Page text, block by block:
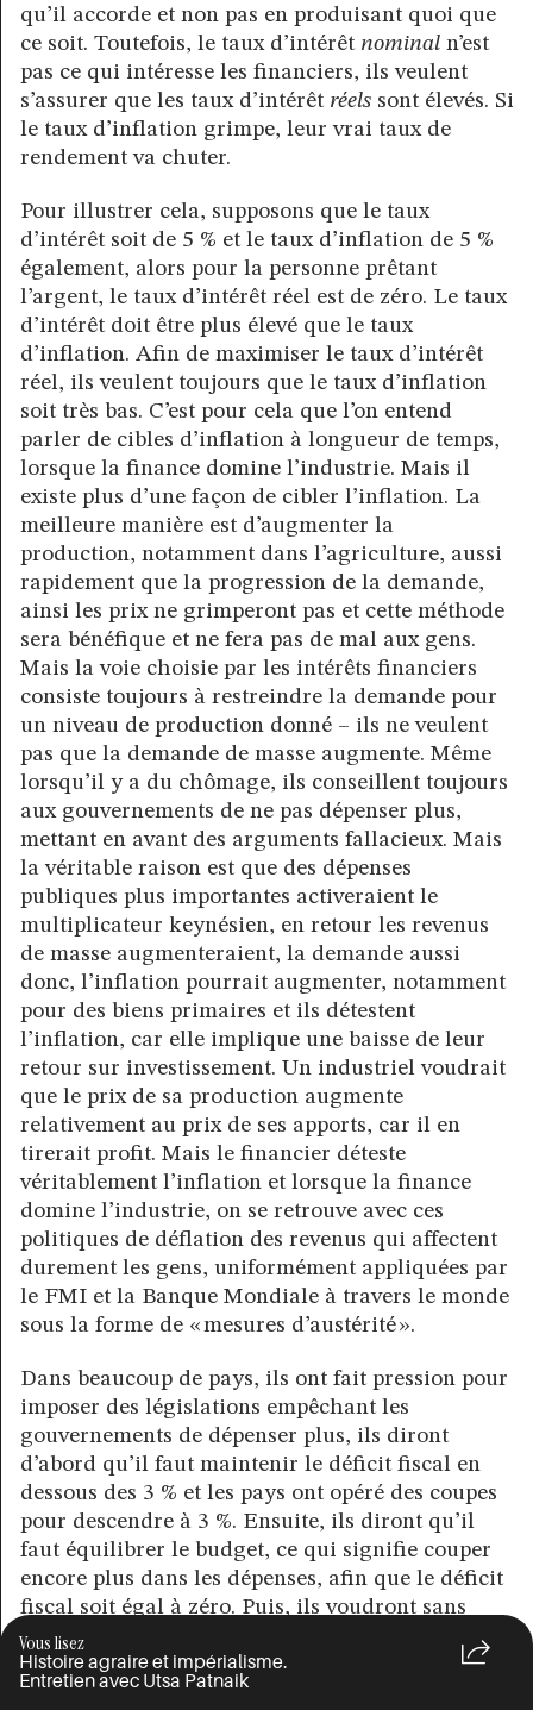
Vous lisez
Histoire agraire et impérialisme.
Entretien avec Utsa Patnaik
qu’il accorde et non pas en produisant quoi que
ce soit. Toutefois, le taux d’intérêt nominal n’est
pas ce qui intéresse les financiers, ils veulent
s’assurer que les taux d’intérêt réels sont élevés. Si
le taux d’inflation grimpe, leur vrai taux de
rendement va chuter.
Pour illustrer cela, supposons que le taux
d’intérêt soit de 5 % et le taux d’inflation de 5 %
également, alors pour la personne prêtant
l’argent, le taux d’intérêt réel est de zéro. Le taux
d’intérêt doit être plus élevé que le taux
d’inflation. Afin de maximiser le taux d’intérêt
réel, ils veulent toujours que le taux d’inflation
soit très bas. C’est pour cela que l’on entend
parler de cibles d’inflation à longueur de temps,
lorsque la finance domine l’industrie. Mais il
existe plus d’une façon de cibler l’inflation. La
meilleure manière est d’augmenter la
production, notamment dans l’agriculture, aussi
rapidement que la progression de la demande,
ainsi les prix ne grimperont pas et cette méthode
sera bénéfique et ne fera pas de mal aux gens.
Mais la voie choisie par les intérêts financiers
consiste toujours à restreindre la demande pour
un niveau de production donné – ils ne veulent
pas que la demande de masse augmente. Même
lorsqu’il y a du chômage, ils conseillent toujours
aux gouvernements de ne pas dépenser plus,
mettant en avant des arguments fallacieux. Mais
la véritable raison est que des dépenses
publiques plus importantes activeraient le
multiplicateur keynésien, en retour les revenus
de masse augmenteraient, la demande aussi
donc, l’inflation pourrait augmenter, notamment
pour des biens primaires et ils détestent
l’inflation, car elle implique une baisse de leur
retour sur investissement. Un industriel voudrait
que le prix de sa production augmente
relativement au prix de ses apports, car il en
tirerait profit. Mais le financier déteste
véritablement l’inflation et lorsque la finance
domine l’industrie, on se retrouve avec ces
politiques de déflation des revenus qui affectent
durement les gens, uniformément appliquées par
le FMI et la Banque Mondiale à travers le monde
sous la forme de « mesures d’austérité ».
Dans beaucoup de pays, ils ont fait pression pour
imposer des législations empêchant les
gouvernements de dépenser plus, ils diront
d’abord qu’il faut maintenir le déficit fiscal en
dessous des 3 % et les pays ont opéré des coupes
pour descendre à 3 %. Ensuite, ils diront qu’il
faut équilibrer le budget, ce qui signifie couper
encore plus dans les dépenses, afin que le déficit
fiscal soit égal à zéro. Puis, ils voudront sans
doute un budget excédentaire, c’est-à-dire un
déficit fiscal négatif ! Il est évident que cet
agenda déflationniste d’« austérité » a été